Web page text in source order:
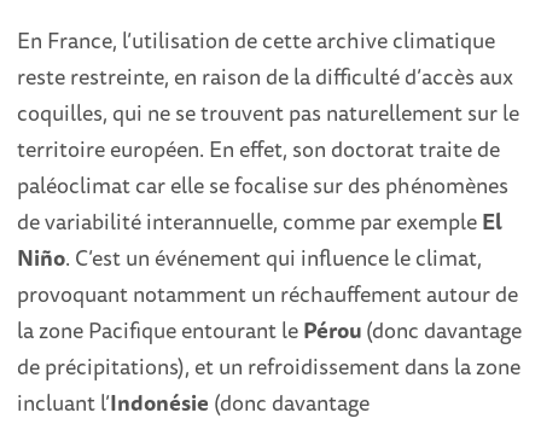
En France, l’utilisation de cette archive climatique
reste restreinte, en raison de la difficulté d’accès aux
coquilles, qui ne se trouvent pas naturellement sur le
territoire européen. En effet, son doctorat traite de
paléoclimat car elle se focalise sur des phénomènes
de variabilité interannuelle, comme par exempleEl
Niño. C’est un événement qui influence le climat,
provoquant notamment un réchauffement autour de
la zone Pacifique entourant lePérou(donc davantage
de précipitations), et un refroidissement dans la zone
incluant l’Indonésie (donc davantage